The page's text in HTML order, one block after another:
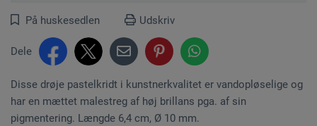
På huskesedlen Udskriv
Dele
Disse drøje pastelkridt i kunstnerkvalitet er vandopløselige og
har en mættet malestreg af høj brillans pga. af sin
pigmentering. Længde 6,4 cm, Ø 10 mm.